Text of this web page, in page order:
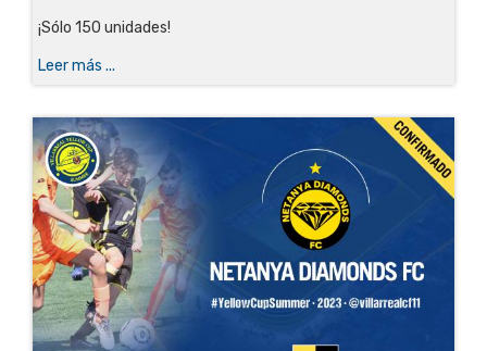
¡Sólo 150 unidades!
Leer más ...